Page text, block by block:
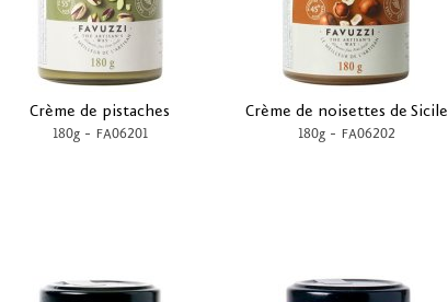
Crème de pistaches
180g- FA06201
Crème de noisettes de Sicile
180g - FA06202